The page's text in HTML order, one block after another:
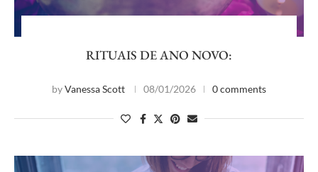
RITUAIS DE ANO NOVO:
byVanessa Scott 08/01/2026 0 comments